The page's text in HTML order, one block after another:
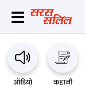
ऑडियो कहानी